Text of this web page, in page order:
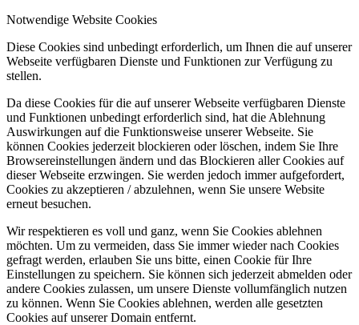
Notwendige Website Cookies
Diese Cookies sind unbedingt erforderlich, um Ihnen die auf unserer
Webseite verfügbaren Dienste und Funktionen zur Verfügung zu
stellen.
Da diese Cookies für die auf unserer Webseite verfügbaren Dienste
und Funktionen unbedingt erforderlich sind, hat die Ablehnung
Auswirkungen auf die Funktionsweise unserer Webseite. Sie
können Cookies jederzeit blockieren oder löschen, indem Sie Ihre
Browsereinstellungen ändern und das Blockieren aller Cookies auf
dieser Webseite erzwingen. Sie werden jedoch immer aufgefordert,
Cookies zu akzeptieren / abzulehnen, wenn Sie unsere Website
erneut besuchen.
Wir respektieren es voll und ganz, wenn Sie Cookies ablehnen
möchten. Um zu vermeiden, dass Sie immer wieder nach Cookies
gefragt werden, erlauben Sie uns bitte, einen Cookie für Ihre
Einstellungen zu speichern. Sie können sich jederzeit abmelden oder
andere Cookies zulassen, um unsere Dienste vollumfänglich nutzen
zu können. Wenn Sie Cookies ablehnen, werden alle gesetzten
Cookies auf unserer Domain entfernt.